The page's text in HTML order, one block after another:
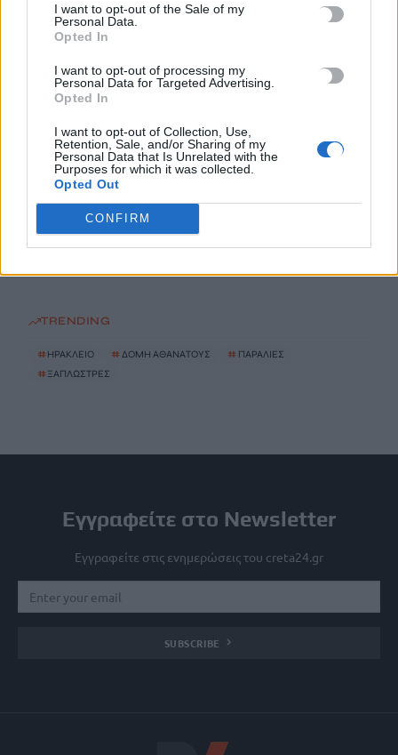
I want to opt-out of the Sale of my
Personal Data.
Opted In
I want to opt-out of processing my
Personal Data for Targeted Advertising.
Opted In
I want to opt-out of Collection, Use,
Retention, Sale, and/or Sharing of my
Personal Data that Is Unrelated with the
Purposes for which it was collected.
Opted Out
CONFIRM
Η Βρετανική κυβέρνηση δεν θα προχωρήσει σε διεξαγωγή
έρευνας για τον Επστάιν
5 Αυγούστου, 2026
Η «Ειρήνη» του Αριστοφάνη στην Παιδική – Εφηβική
Βιβλιοθήκη Δημοτικού Κήπου
5 Αυγούστου, 2026
Εκδήλωση Τιμής και Μνήμης για τον Μενέλαο Παρλαμά
5 Αυγούστου, 2026
TRENDING
# ΗΡΑΚΛΕΙΟ # ΔΟΜΗ ΑΘΑΝΑΤΟΥΣ # ΠΑΡΑΛΙΕΣ
# ΞΑΠΛΩΣΤΡΕΣ
Εγγραφείτε στο Newsletter
Εγγραφείτε στις ενημερώσεις του creta24.gr
SUBSCRIBE